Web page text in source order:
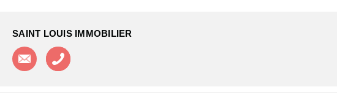
SAINT LOUIS IMMOBILIER
Contacter l'agence